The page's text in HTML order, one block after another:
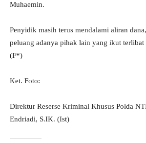
Muhaemin.
Penyidik masih terus mendalami aliran
peluang adanya pihak lain yang ikut terlibat
(F*)
Ket. Foto:
Direktur Reserse Kriminal Khusus Polda
Endriadi, S.IK. (Ist)